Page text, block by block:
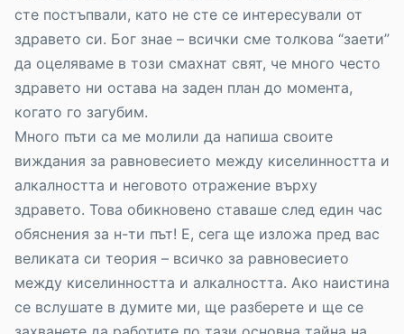
сте постъпвали, като не сте се интересували от
здравето си. Бог знае – всички сме толкова “заети”
да оцеляваме в този смахнат свят, че много често
здравето ни остава на заден план до момента,
когато го загубим.
Много пъти са ме молили да напиша своите
виждания за равновесието между киселинността и
алкалността и неговото отражение върху
здравето. Това обикновено ставаше след един час
обяснения за н-ти път! Е, сега ще изложа пред вас
великата си теория – всичко за равновесието
между киселинността и алкалността. Ако наистина
се вслушате в думите ми, ще разберете и ще се